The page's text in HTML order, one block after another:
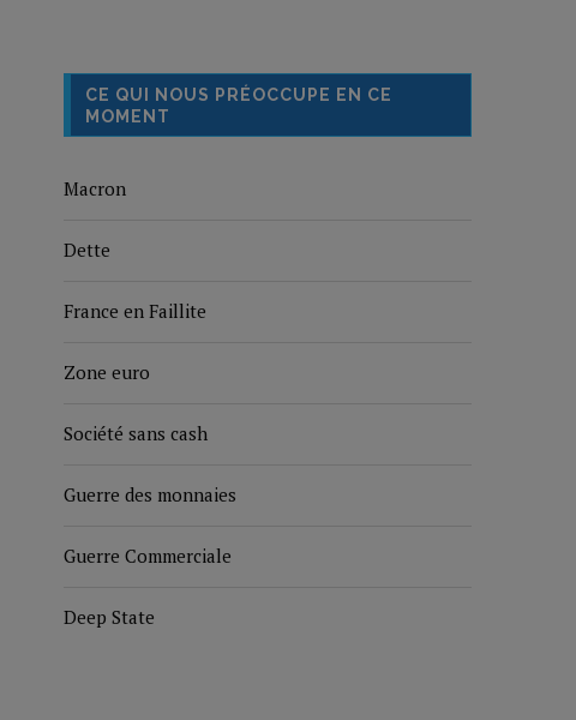
CE QUI NOUS PRÉOCCUPE EN CE
MOMENT
Macron
Dette
France en Faillite
Zone euro
Société sans cash
Guerre des monnaies
Guerre Commerciale
Deep State